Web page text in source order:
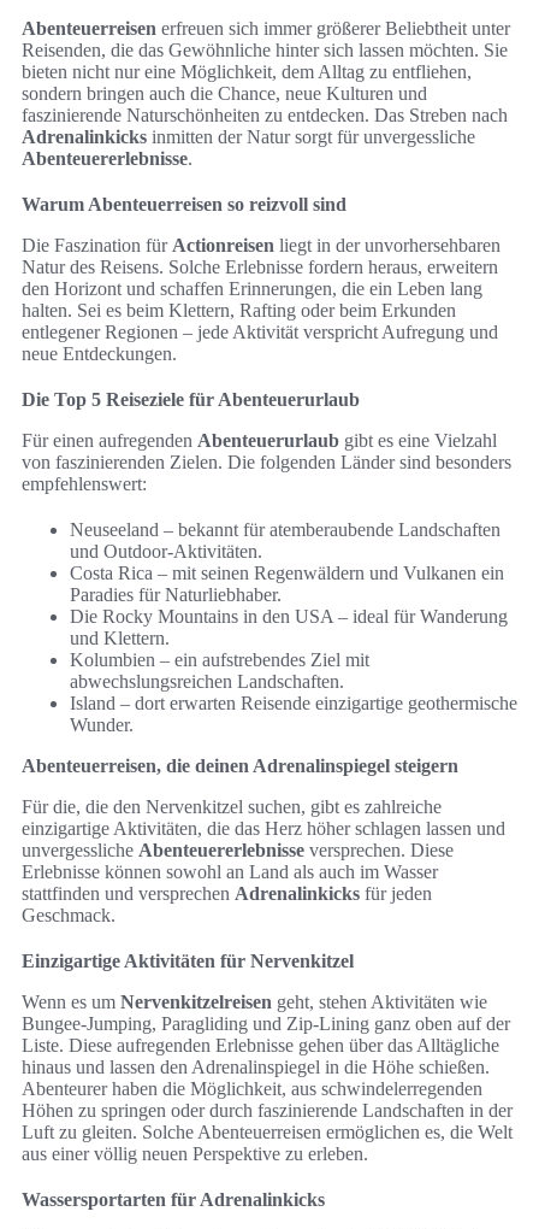
Abenteuerreisen erfreuen sich immer größerer Beliebtheit unter
Reisenden, die das Gewöhnliche hinter sich lassen möchten. Sie
bieten nicht nur eine Möglichkeit, dem Alltag zu entfliehen,
sondern bringen auch die Chance, neue Kulturen und
faszinierende Naturschönheiten zu entdecken. Das Streben nach
Adrenalinkicks inmitten der Natur sorgt für unvergessliche
Abenteuererlebnisse.
Warum Abenteuerreisen so reizvoll sind
Die Faszination für Actionreisen liegt in der unvorhersehbaren
Natur des Reisens. Solche Erlebnisse fordern heraus, erweitern
den Horizont und schaffen Erinnerungen, die ein Leben lang
halten. Sei es beim Klettern, Rafting oder beim Erkunden
entlegener Regionen – jede Aktivität verspricht Aufregung und
neue Entdeckungen.
Die Top 5 Reiseziele für Abenteuerurlaub
Für einen aufregenden Abenteuerurlaub gibt es eine Vielzahl
von faszinierenden Zielen. Die folgenden Länder sind besonders
empfehlenswert:
Neuseeland – bekannt für atemberaubende Landschaften
und Outdoor-Aktivitäten.
Costa Rica – mit seinen Regenwäldern und Vulkanen ein
Paradies für Naturliebhaber.
Die Rocky Mountains in den USA – ideal für Wanderung
und Klettern.
Kolumbien – ein aufstrebendes Ziel mit
abwechslungsreichen Landschaften.
Island – dort erwarten Reisende einzigartige geothermische
Wunder.
Abenteuerreisen, die deinen Adrenalinspiegel steigern
Für die, die den Nervenkitzel suchen, gibt es zahlreiche
einzigartige Aktivitäten, die das Herz höher schlagen lassen und
unvergessliche Abenteuererlebnisse versprechen. Diese
Erlebnisse können sowohl an Land als auch im Wasser
stattfinden und versprechen Adrenalinkicks für jeden
Geschmack.
Einzigartige Aktivitäten für Nervenkitzel
Wenn es um Nervenkitzelreisen geht, stehen Aktivitäten wie
Bungee-Jumping, Paragliding und Zip-Lining ganz oben auf der
Liste. Diese aufregenden Erlebnisse gehen über das Alltägliche
hinaus und lassen den Adrenalinspiegel in die Höhe schießen.
Abenteurer haben die Möglichkeit, aus schwindelerregenden
Höhen zu springen oder durch faszinierende Landschaften in der
Luft zu gleiten. Solche Abenteuerreisen ermöglichen es, die Welt
aus einer völlig neuen Perspektive zu erleben.
Wassersportarten für Adrenalinkicks